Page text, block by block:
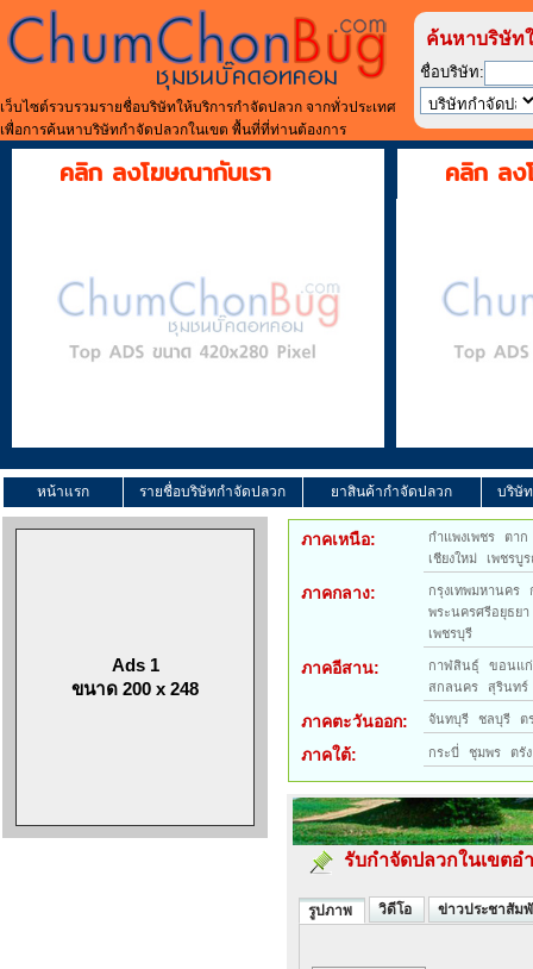
เว็บไซต์รวบรวมรายชื่อบริษัทให้บริการกำจัดปลวก จากทั่วประเทศ
เพื่อการค้นหาบริษัทกำจัดปลวกในเขต พื้นที่ที่ท่านต้องการ
ค้นหาบริษัท
ชื่อบริษัท:
คลิก ลงโฆษณากับเรา คลิก ลง
หน้าแรก รายชื่อบริษัทกำจัดปลวก ยาสินค้ากำจัดปลวก บริษั
Ads 1
ขนาด 200 x 248
ภาคเหนือ: กำแพงเพชร
ตาก
เชียงใหม่
เพชรบู
ภาคกลาง: กรุงเทพมหานคร
พระนครศรีอยุธยา
เพชรบุรี
ภาคอีสาน: กาฬสินธุ์
ขอนแ
สกลนคร
สุรินทร์
ภาคตะวันออก: จันทบุรี ชลบุรี ต
ภาคใต้: กระบี่ ชุมพร ตรัง
รับกำจัดปลวกในเขตอำ
รูปภาพ วิดีโอ ข่าวประชาสัม